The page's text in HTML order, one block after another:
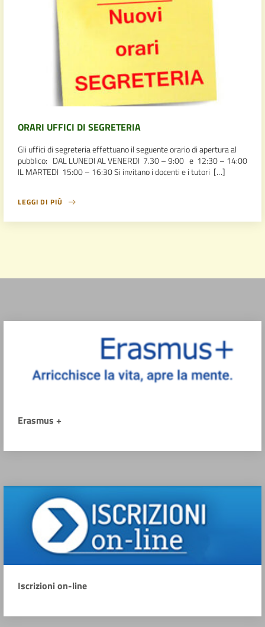
ORARI UFFICI DI SEGRETERIA
Gli uffici di segreteria effettuano il seguente orario di apertura al
pubblico: DAL LUNEDI AL VENERDI 7.30 – 9:00 e 12:30 – 14:00
IL MARTEDI 15:00 – 16:30 Si invitano i docenti e i tutori […]
LEGGI DI PIÙ
Erasmus +
Iscrizioni on-line